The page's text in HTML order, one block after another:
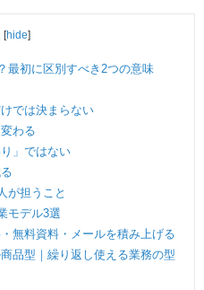
[hide]
最初に区別すべき2つの意味
では決まらない
わる
」ではない
が担うこと
モデル3選
無料資料・メールを積み上げる
品型｜繰り返し使える業務の型